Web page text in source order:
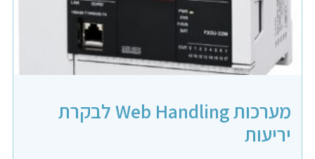
מערכות Web Handling לבקרת
יריעות